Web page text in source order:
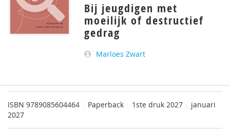
Bij jeugdigen met
moeilijk of destructief
gedrag
Marloes Zwart
ISBN 9789085604464 Paperback 1ste druk 2027
januari
2027